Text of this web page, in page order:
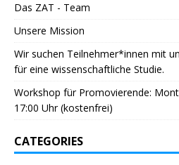
Das ZAT - Team
Unsere Mission
Wir suchen Teilnehmer*innen mit
für eine wissenschaftliche Studie.
Workshop für Promovierende:
17:00 Uhr (kostenfrei)
CATEGORIES